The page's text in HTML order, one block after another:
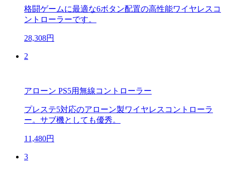
格闘ゲームに最適な6ボタン配置の高性能ワイヤレスコ
ントローラーです。
28,308円
2
アローン PS5用無線コントローラー
プレステ5対応のアローン製ワイヤレスコントローラ
ー。サブ機としても優秀。
11,480円
3